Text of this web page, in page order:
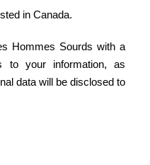
in Canada.
Hommes Sourds with a
to your information, as
data will be disclosed to